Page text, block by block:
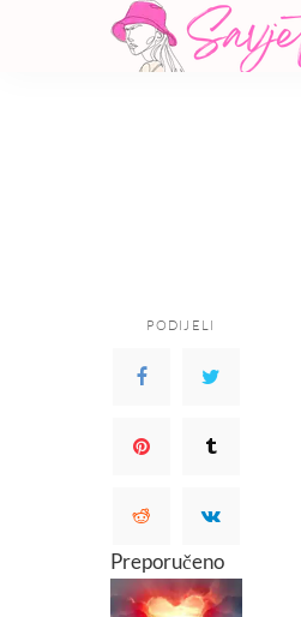
PODIJELI
Preporučeno